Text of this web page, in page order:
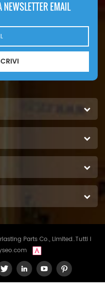
EMAIL
Parts Co., Limited..Tutti i